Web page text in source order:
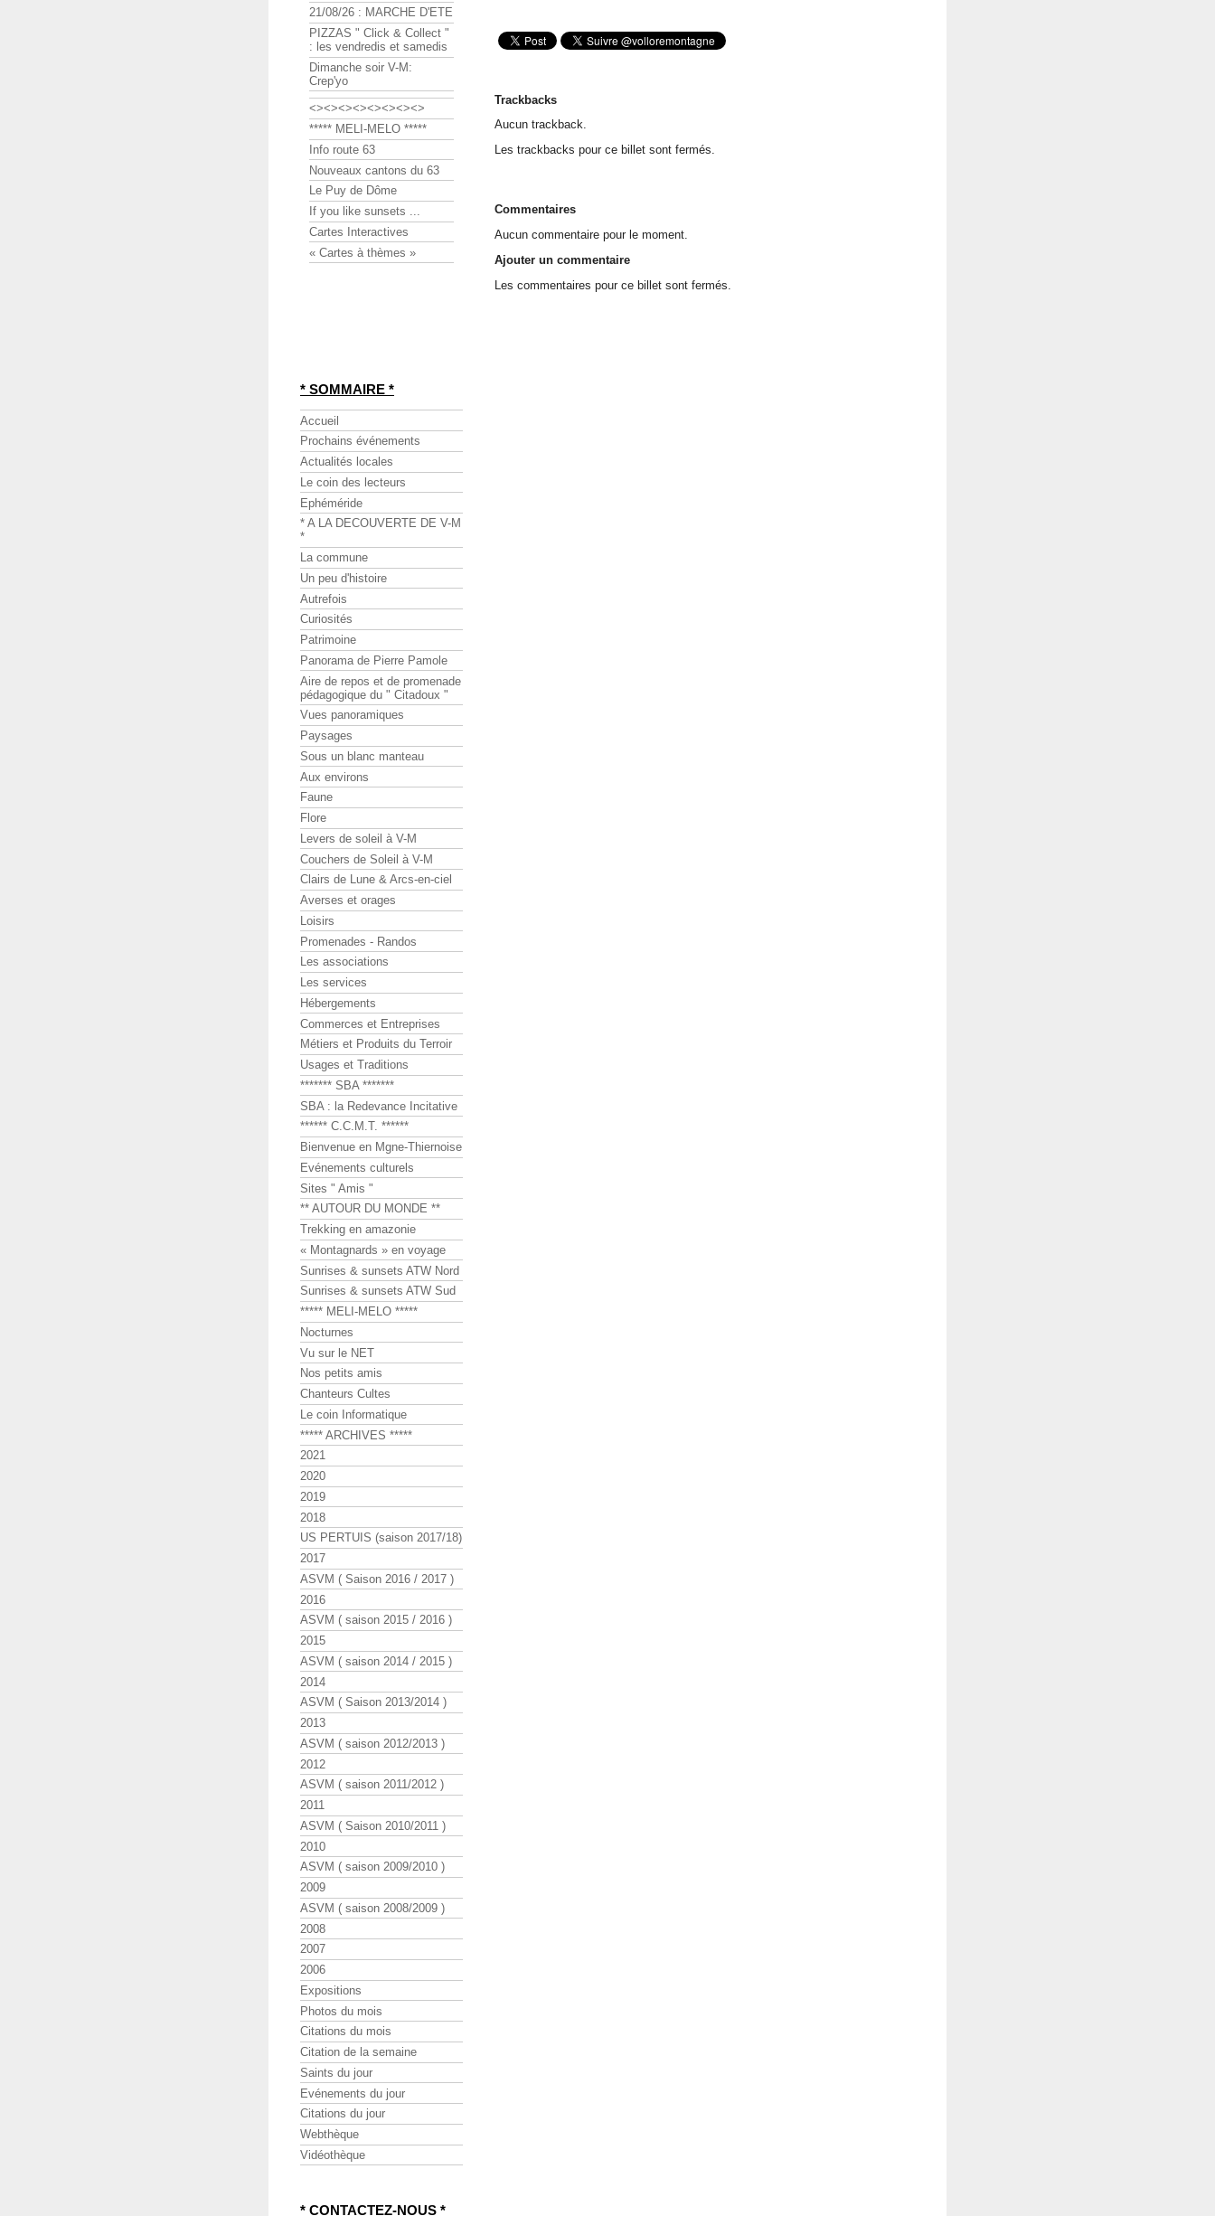
Trackbacks
Aucun trackback.
Les trackbacks pour ce billet sont fermés.
Commentaires
Aucun commentaire pour le moment.
Ajouter un commentaire
Les commentaires pour ce billet sont fermés.
21/08/26 : MARCHE D'ETE
PIZZAS " Click & Collect "
: les vendredis et samedis
Dimanche soir V-M:
Crep'yo
<><><><><><><><>
***** MELI-MELO *****
Info route 63
Nouveaux cantons du 63
Le Puy de Dôme
If you like sunsets ...
Cartes Interactives
« Cartes à thèmes »
* SOMMAIRE *
Accueil
Prochains événements
Actualités locales
Le coin des lecteurs
Ephéméride
* A LA DECOUVERTE DE V-M
*
La commune
Un peu d'histoire
Autrefois
Curiosités
Patrimoine
Panorama de Pierre Pamole
Aire de repos et de promenade
pédagogique du " Citadoux "
Vues panoramiques
Paysages
Sous un blanc manteau
Aux environs
Faune
Flore
Levers de soleil à V-M
Couchers de Soleil à V-M
Clairs de Lune & Arcs-en-ciel
Averses et orages
Loisirs
Promenades - Randos
Les associations
Les services
Hébergements
Commerces et Entreprises
Métiers et Produits du Terroir
Usages et Traditions
******* SBA *******
SBA : la Redevance Incitative
****** C.C.M.T. ******
Bienvenue en Mgne-Thiernoise
Evénements culturels
Sites " Amis "
** AUTOUR DU MONDE **
Trekking en amazonie
« Montagnards » en voyage
Sunrises & sunsets ATW Nord
Sunrises & sunsets ATW Sud
***** MELI-MELO *****
Nocturnes
Vu sur le NET
Nos petits amis
Chanteurs Cultes
Le coin Informatique
***** ARCHIVES *****
2021
2020
2019
2018
US PERTUIS (saison 2017/18)
2017
ASVM ( Saison 2016 / 2017 )
2016
ASVM ( saison 2015 / 2016 )
2015
ASVM ( saison 2014 / 2015 )
2014
ASVM ( Saison 2013/2014 )
2013
ASVM ( saison 2012/2013 )
2012
ASVM ( saison 2011/2012 )
2011
ASVM ( Saison 2010/2011 )
2010
ASVM ( saison 2009/2010 )
2009
ASVM ( saison 2008/2009 )
2008
2007
2006
Expositions
Photos du mois
Citations du mois
Citation de la semaine
Saints du jour
Evénements du jour
Citations du jour
Webthèque
Vidéothèque
* CONTACTEZ-NOUS *